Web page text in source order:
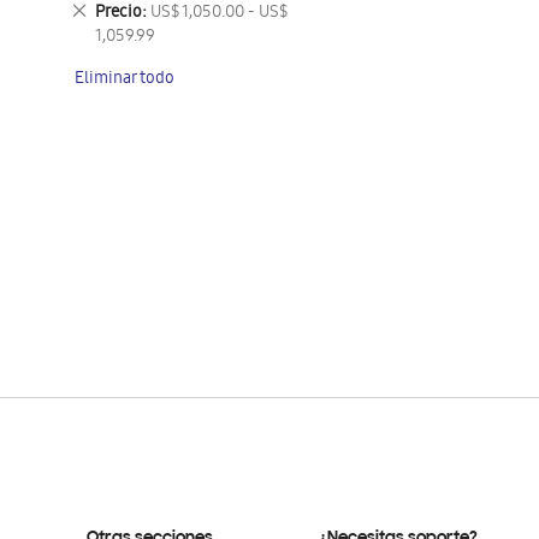
Precio US$ 1,050.00 - US$
1,059.99
Eliminar
este
Eliminar todo